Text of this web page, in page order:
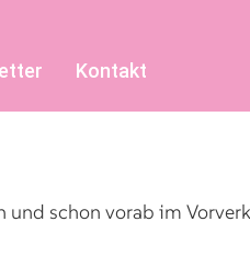
Kontakt
schon vorab im